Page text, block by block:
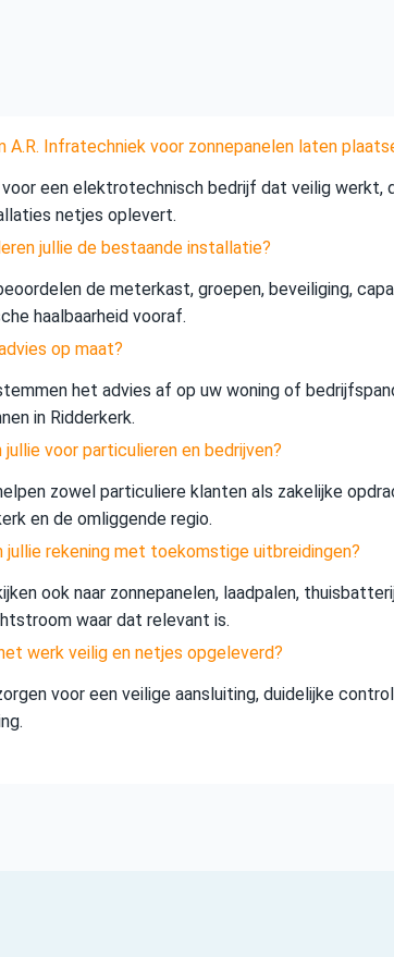
A.R. Infratechniek voor zonnepanelen laten
een elektrotechnisch bedrijf dat veilig werkt,
netjes oplevert.
jullie de bestaande installatie?
de meterkast, groepen, beveiliging,
haalbaarheid vooraf.
op maat?
het advies af op uw woning of
in Ridderkerk.
jullie voor particulieren en bedrijven?
zowel particuliere klanten als zakelijke
en de omliggende regio.
jullie rekening met toekomstige uitbreidingen?
ook naar zonnepanelen, laadpalen,
waar dat relevant is.
werk veilig en netjes opgeleverd?
voor een veilige aansluiting, duidelijke